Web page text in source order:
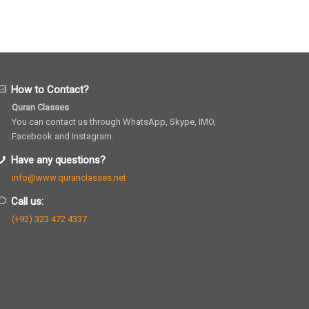
How to Contact?
Quran Classes
You can contact us through WhatsApp, Skype, IMO,
Facebook and Instagram.
Have any questions?
info@www.quranclasses.net
Call us:
(+92) 323 472 4337